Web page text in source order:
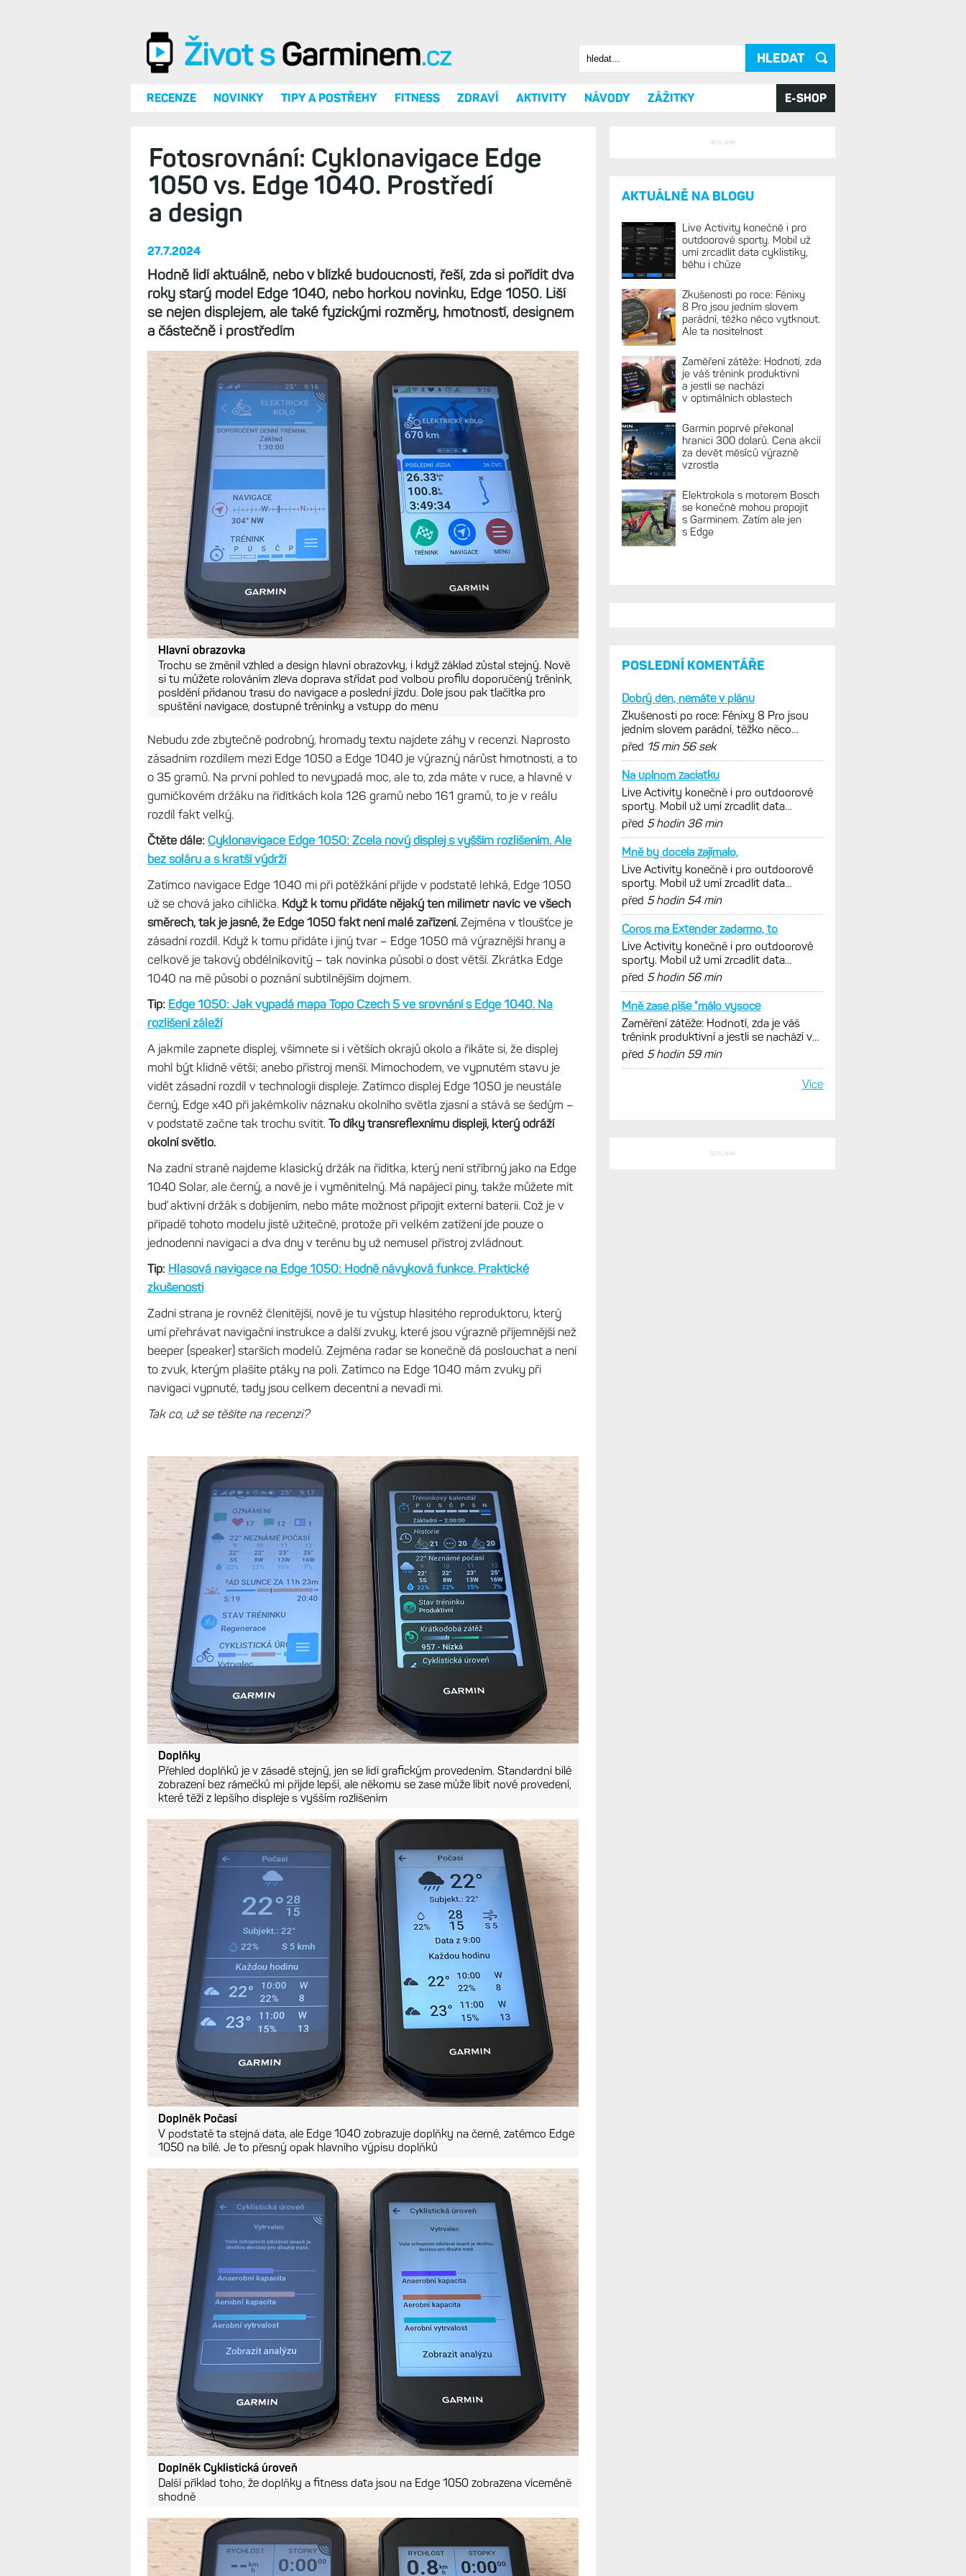
Vyhledávání
Hledat
RECENZE NOVINKY TIPY A POSTŘEHY FITNESS ZDRAVÍ AKTIVITY NÁVODY ZÁŽITKY E-SHOP
Fotosrovnání: Cyklonavigace Edge
1050 vs. Edge 1040. Prostředí
a design
27.7.2024
Hodně lidí aktuálně, nebo v blízké budoucnosti, řeší, zda si pořídit dva
roky starý model Edge 1040, nebo horkou novinku, Edge 1050. Liší
se nejen displejem, ale také fyzickými rozměry, hmotností, designem
a částečně i prostředím
Hlavní obrazovka
Trochu se změnil vzhled a design hlavní obrazovky, i když základ zůstal stejný. Nově
si tu můžete rolováním zleva doprava střídat pod volbou profilu doporučený trénink,
posldění přidanou trasu do navigace a poslední jízdu. Dole jsou pak tlačítka pro
spuštění navigace, dostupné tréninky a vstupp do menu
Nebudu zde zbytečně podrobný, hromady textu najdete záhy v recenzi. Naprosto
zásadním rozdílem mezi Edge 1050 a Edge 1040 je výrazný nárůst hmotnosti, a to
o 35 gramů. Na první pohled to nevypadá moc, ale to, zda máte v ruce, a hlavně v
gumičkovém držáku na řídítkách kola 126 gramů nebo 161 gramů, to je v reálu
rozdíl fakt velký.
Čtěte dále: Cyklonavigace Edge 1050: Zcela nový displej s vyšším rozlišením. Ale
bez soláru a s kratší výdrží
Zatímco navigace Edge 1040 mi při potěžkání přijde v podstatě lehká, Edge 1050
už se chová jako cihlička. Když k tomu přidáte nějaký ten milimetr navíc ve všech
směrech, tak je jasné, že Edge 1050 fakt není malé zařízení. Zejména v tloušťce je
zásadní rozdíl. Když k tomu přidáte i jiný tvar – Edge 1050 má výraznější hrany a
celkově je takový obdélníkovitý – tak novinka působí o dost větší. Zkrátka Edge
1040 na mě působí o poznání subtilnějším dojmem.
Tip: Edge 1050: Jak vypadá mapa Topo Czech 5 ve srovnání s Edge 1040. Na
rozlišení záleží
A jakmile zapnete displej, všimnete si i větších okrajů okolo a říkáte si, že displej
mohl být klidně větší; anebo přístroj menší. Mimochodem, ve vypnutém stavu je
vidět zásadní rozdíl v technologii displeje. Zatímco displej Edge 1050 je neustále
černý, Edge x40 při jakémkoliv náznaku okolního světla zjasní a stává se šedým –
v podstatě začne tak trochu svítit. To díky transreflexnímu displeji, který odráží
okolní světlo.
Na zadní straně najdeme klasický držák na řídítka, který není stříbrný jako na Edge
1040 Solar, ale černý, a nově je i vyměnitelný. Má napájecí piny, takže můžete mít
buď aktivní držák s dobíjením, nebo máte možnost připojit externí baterii. Což je v
případě tohoto modelu jistě užitečné, protože při velkém zatížení jde pouze o
jednodenní navigaci a dva dny v terénu by už nemusel přístroj zvládnout.
Tip: Hlasová navigace na Edge 1050: Hodně návyková funkce. Praktické
zkušenosti
Zadní strana je rovněž členitější, nově je tu výstup hlasitého reproduktoru, který
umí přehrávat navigační instrukce a další zvuky, které jsou výrazně příjemnější než
beeper (speaker) starších modelů. Zejména radar se konečně dá poslouchat a není
to zvuk, kterým plašíte ptáky na poli. Zatímco na Edge 1040 mám zvuky při
navigaci vypnuté, tady jsou celkem decentní a nevadí mi.
Tak co, už se těšíte na recenzi?
Doplňky
Přehled doplňků je v zásadě stejný, jen se lidí grafickým provedením. Standardní bílé
zobrazení bez rámečků mi přijde lepší, ale někomu se zase může líbit nové provedení,
které těží z lepšího displeje s vyšším rozlišením
Doplněk Počasí
V podstatě ta stejná data, ale Edge 1040 zobrazuje doplňky na černé, zatémco Edge
1050 na bílé. Je to přesný opak hlavního výpisu doplňků
Doplněk Cyklistická úroveň
Další příklad toho, že doplňky a fitness data jsou na Edge 1050 zobrazena víceméně
shodně
REKLAMA
AKTUÁLNĚ NA BLOGU
Live Activity konečně i pro
outdoorové sporty. Mobil už
umí zrcadlit data cyklistiky,
běhu i chůze
Zkušenosti po roce: Fénixy
8 Pro jsou jedním slovem
parádní, těžko něco vytknout.
Ale ta nositelnost
Zaměření zátěže: Hodnotí, zda
je váš trénink produktivní
a jestli se nachází
v optimálních oblastech
Garmin poprvé překonal
hranici 300 dolarů. Cena akcií
za devět měsíců výrazně
vzrostla
Elektrokola s motorem Bosch
se konečně mohou propojit
s Garminem. Zatím ale jen
s Edge
POSLEDNÍ KOMENTÁŘE
Dobrý den, nemáte v plánu
Zkušenosti po roce: Fénixy 8 Pro jsou
jedním slovem parádní, těžko něco
vytknout. Ale ta nositelnost
před 15 min 56 sek
Na uplnom zaciatku
Live Activity konečně i pro outdoorové
sporty. Mobil už umí zrcadlit data
cyklistiky, běhu i chůze
před 5 hodin 36 min
Mně by docela zajímalo,
Live Activity konečně i pro outdoorové
sporty. Mobil už umí zrcadlit data
cyklistiky, běhu i chůze
před 5 hodin 54 min
Coros ma Extender zadarmo, to
Live Activity konečně i pro outdoorové
sporty. Mobil už umí zrcadlit data
cyklistiky, běhu i chůze
před 5 hodin 56 min
Mně zase píše "málo vysoce
Zaměření zátěže: Hodnotí, zda je váš
trénink produktivní a jestli se nachází v
optimálních oblastech
před 5 hodin 59 min
Více
REKLAMA